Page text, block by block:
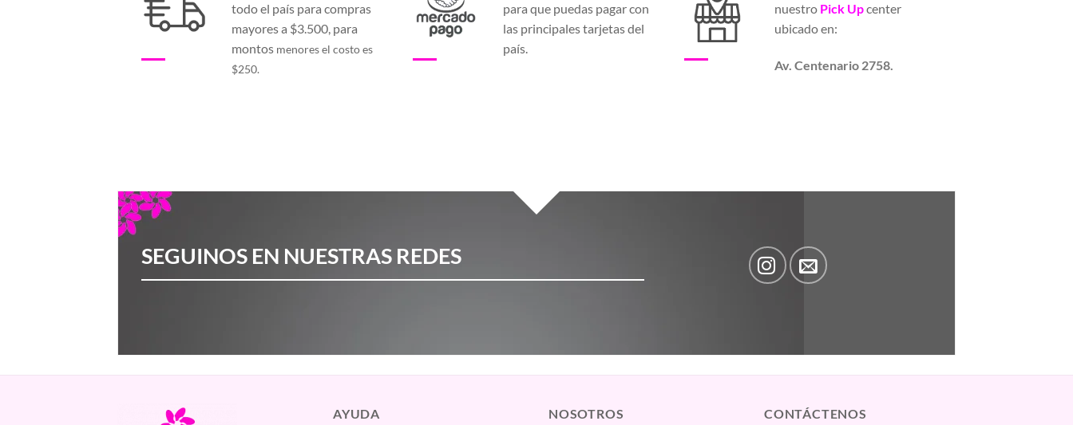
todo el país para compras
mayores a $3.500, para
montos menores el costo es
$250.
para que puedas pagar con
las principales tarjetas del
país.
nuestro Pick Upcenter
ubicado en:
Av. Centenario 2758.
SEGUINOS EN NUESTRAS REDES
AYUDA NOSOTROS CONTÁCTENOS